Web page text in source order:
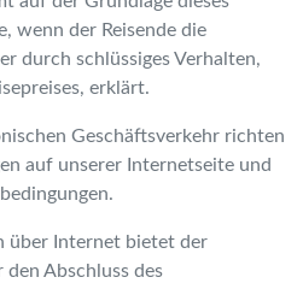
wenn der Reisende die
durch schlüssiges Verhalten,
erklärt.
Geschäftsverkehr richten
auf unserer Internetseite und
über Internet bietet der
den Abschluss des